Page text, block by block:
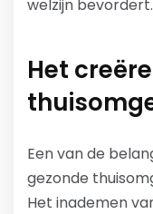
welzijn bevordert.
Het
Een van de
gezonde
Het inademen